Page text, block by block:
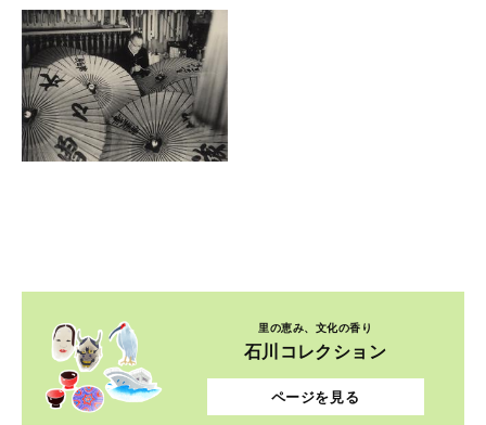
里の恵み、文化の香り
石川コレクション
ページを見る